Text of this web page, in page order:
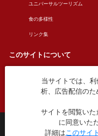
ユニバーサルツーリズム
食の多様性
リンク集
このサイトについて
このサイトについて
お問い合わせ
台
〒110-8615 東
当サイトでは、
析、広告配信のた
サイトを閲覧い
に同意いた
詳細はこのサイ